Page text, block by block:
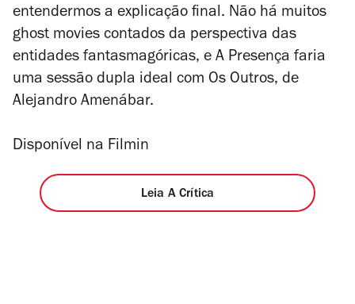
entendermos a explicação final. Não há muitos
ghost movies contados da perspectiva das
entidades fantasmagóricas, e A Presença faria
uma sessão dupla ideal com Os Outros, de
Alejandro Amenábar.
Disponível na Filmin
Leia A Crítica